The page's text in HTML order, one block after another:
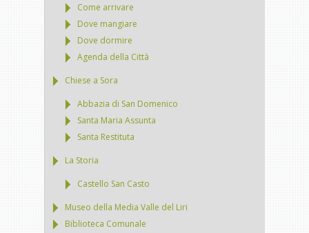
Come arrivare
Dove mangiare
Dove dormire
Agenda della Città
Chiese a Sora
Abbazia di San Domenico
Santa Maria Assunta
Santa Restituta
La Storia
Castello San Casto
Museo della Media Valle del Liri
Biblioteca Comunale